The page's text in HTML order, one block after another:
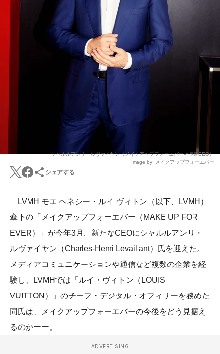
シャルルアンリ・ルヴァイヤン（メイクアップフォーエバー社長兼CEO）
Image by: メイクアップフォーエバー
シェアする
LVMH モエ ヘネシー・ルイ ヴィトン（以下、LVMH）
傘下の「メイクアップフォーエバー（MAKE UP FOR
EVER）」が今年3月、新たなCEOにシャルルアンリ・
ルヴァイヤン（Charles-Henri Levaillant）氏を迎えた。
メディアコミュニケーションや通信など複数の企業を経
験し、LVMHでは「ルイ・ヴィトン（LOUIS
VUITTON）」のチーフ・デジタル・オフィサーを務めた
同氏は、メイクアップフォーエバーの今後をどう見据え
るのかーー。
ADVERTISING